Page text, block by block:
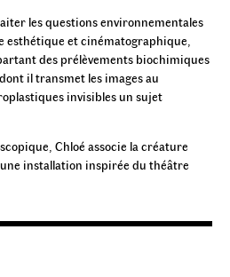
les questions environnementales
esthétique et cinématographique,
des prélèvements biochimiques
il transmet les images au
invisibles un sujet
Chloé associe la créature
installation inspirée du théâtre